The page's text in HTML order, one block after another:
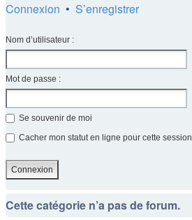
Connexion • S’enregistrer
Nom d’utilisateur :
Mot de passe :
Se souvenir de moi
Cacher mon statut en ligne pour cette session
Cette catégorie n’a pas de forum.